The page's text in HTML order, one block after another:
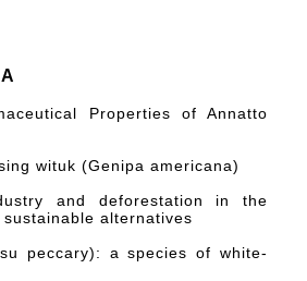
Properties of Annatto
wituk (Genipa americana)
and deforestation in the
alternatives
peccary): a species of white-